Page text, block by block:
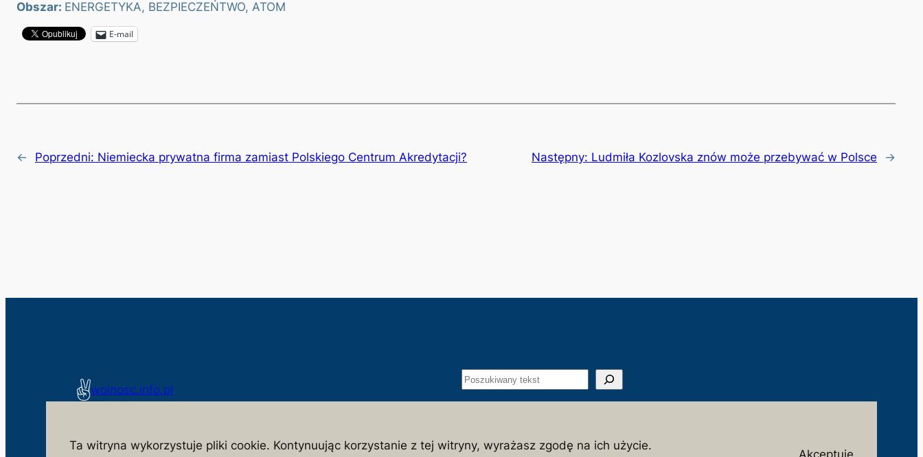
Obszar: ENERGETYKA, BEZPIECZEŃTWO, ATOM
E-mail
← Poprzedni: Niemiecka prywatna firma zamiast Polskiego Centrum Akredytacji? Następny: Ludmiła Kozlovska znów może przebywać w Polsce →
wolnosc.info.pl
S
a
Ta witryna wykorzystuje pliki cookie. Kontynuując korzystanie z tej witryny, wyrażasz zgodę na ich użycie.
Akceptuję